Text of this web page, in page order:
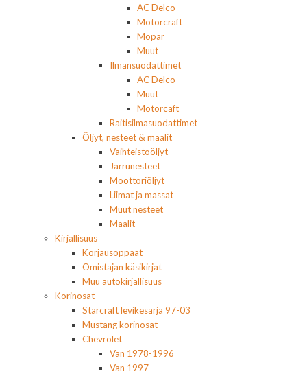
AC Delco
Motorcraft
Mopar
Muut
Ilmansuodattimet
AC Delco
Muut
Motorcaft
Raitisilmasuodattimet
Öljyt, nesteet & maalit
Vaihteistoöljyt
Jarrunesteet
Moottoriöljyt
Liimat ja massat
Muut nesteet
Maalit
Kirjallisuus
Korjausoppaat
Omistajan käsikirjat
Muu autokirjallisuus
Korinosat
Starcraft levikesarja 97-03
Mustang korinosat
Chevrolet
Van 1978-1996
Van 1997-